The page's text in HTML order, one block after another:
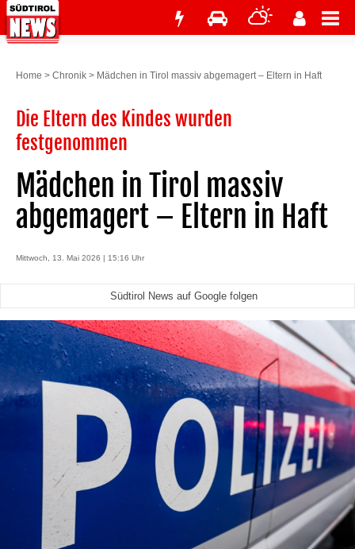
Home > Chronik > Mädchen in Tirol massiv abgemagert – Eltern in Haft
Die Eltern des Kindes wurden
festgenommen
Mädchen in Tirol massiv
abgemagert – Eltern in Haft
Mittwoch, 13. Mai 2026 | 15:16 Uhr
Südtirol News auf Google folgen